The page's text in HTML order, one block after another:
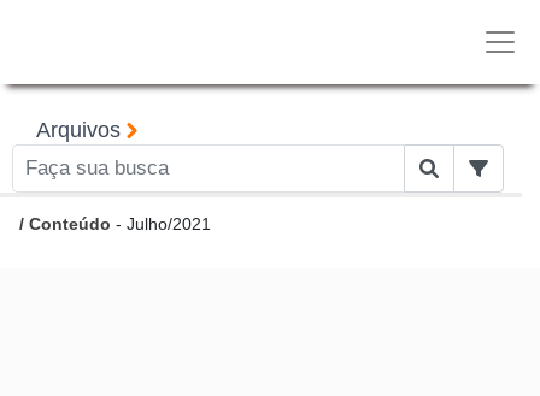
Arquivos
/ Conteúdo - Julho/2021